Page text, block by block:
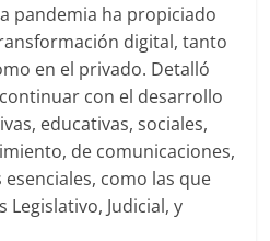
pandemia ha propiciado
digital, tanto
en el privado. Detalló
con el desarrollo
educativas, sociales,
de comunicaciones,
como las que
Judicial, y